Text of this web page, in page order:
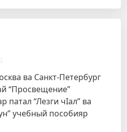
ва Санкт-Петербург
“Просвещение”
патал “Лезги чIал” ва
учебный пособияр